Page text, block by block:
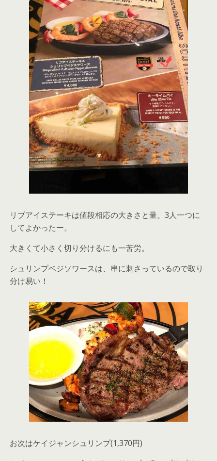
リブアイステーキは値段相応の大きさと量。3人一つに
してよかったー。
大きくて小さく切り分けるにも一苦労。
シュリンプベジソワースは、串に刺さっているので取り
分け易い！
お次はケイジャンシュリンプ(1,370円)